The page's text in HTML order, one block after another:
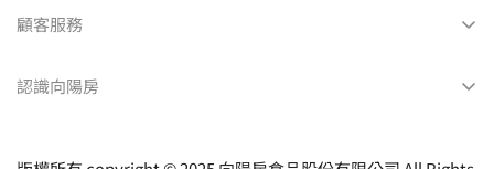
地瓜燒
彌月禮盒
顧客服務
訂單查詢
認識向陽房
關於我們